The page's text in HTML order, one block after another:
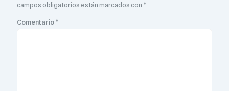
campos obligatorios están marcados con *
Comentario*